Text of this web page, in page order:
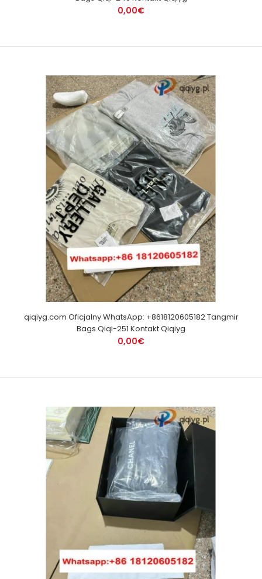
0,00€
qiqiyg.com Oficjalny WhatsApp: +8618120605182 Tangmir
Bags Qiqi-251 Kontakt Qiqiyg
0,00€